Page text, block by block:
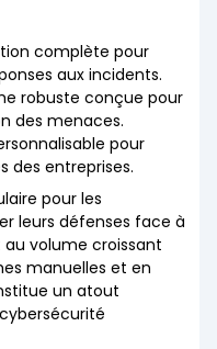
complète pour
aux incidents.
robuste conçue pour
des menaces.
pour
des entreprises.
pour les
leurs défenses face à
volume croissant
manuelles et en
un atout